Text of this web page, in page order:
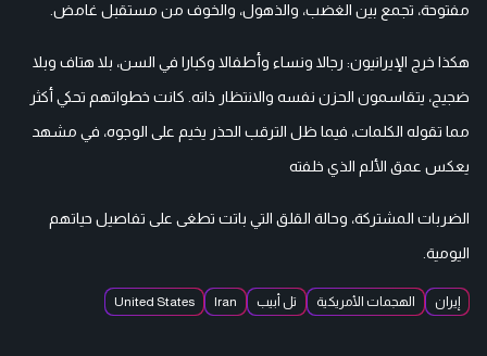
مفتوحة، تجمع بين الغضب، والذهول، والخوف من مستقبل غامض.
هكذا خرج الإيرانيون: رجالا ونساء وأطفالا وكبارا في السن، بلا هتاف وبلا
ضجيج، يتقاسمون الحزن نفسه والانتظار ذاته. كانت خطواتهم تحكي أكثر
مما تقوله الكلمات، فيما ظل الترقب الحذر يخيم على الوجوه، في مشهد
يعكس عمق الألم الذي خلفته
الضربات المشتركة، وحالة القلق التي باتت تطغى على تفاصيل حياتهم
اليومية.
إيران الهجمات الأمريكية تل أبيب Iran
United States